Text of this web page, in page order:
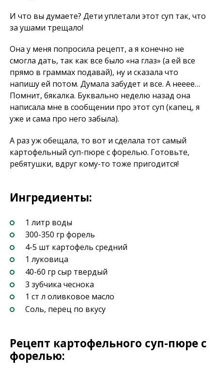
И что вы думаете? Дети уплетали этот суп так, что
за ушами трещало!
Она у меня попросила рецепт, а я конечно не
смогла дать, так как все было «на глаз» (а ей все
прямо в граммах подавай), ну и сказала что
напишу ей потом. Думала забудет и все. А нееее…
Помнит, бякалка. Буквально неделю назад она
написала мне в сообщении про этот суп (капец, я
уже и сама про него забыла).
А раз уж обещала, то вот и сделала тот самый
картофельный суп-пюре с форелью. Готовьте,
ребятушки, вдруг кому-то тоже пригодится!
Ингредиенты:
1 литр воды
300-350 гр форель
4-5 шт картофель средний
1 луковица
40-60 гр сыр твердый
3 зубчика чеснока
1 ст л оливковое масло
Соль, перец по вкусу
Рецепт картофельного суп-пюре с
форелью: